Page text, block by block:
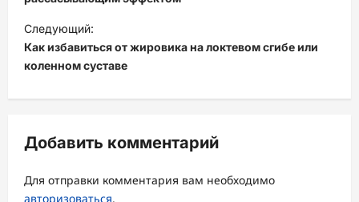
и
г
а
ц
я
з
Следующий:
Как избавиться от жировика на локтевом сгибе или
коленном суставе
Добавить комментарий
Для отправки комментария вам необходимо
авторизоваться.